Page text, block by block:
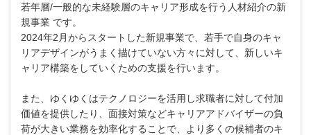
若年層/一般的な未経験層のキャリア形成を行う人材紹介の新
規事業 です。
2024年2月からスタートした新規事業で、若手で自身のキャ
リアデザインがうまく描けていない方々に対して、新しいキ
ャリア構築をしていくための支援を行います。
また、ゆくゆくはテクノロジーを活用し求職者に対して付加
価値を提供したり、面接対策などキャリアアドバイザーの負
荷が大きい業務を効率化することで、より多くの候補者のキ